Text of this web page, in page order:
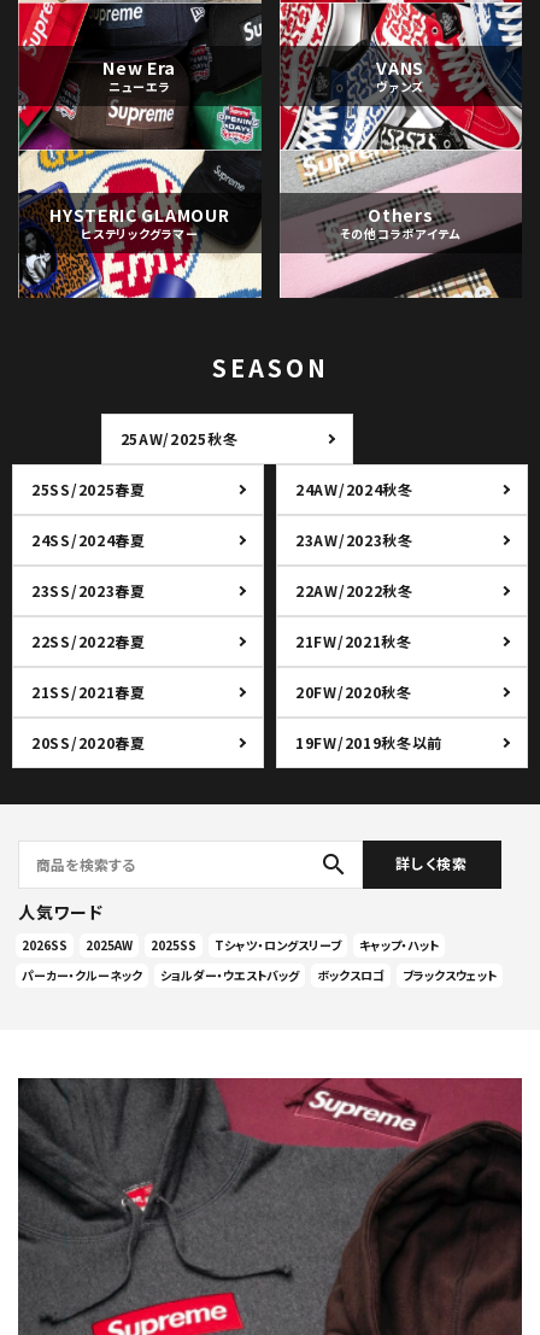
New Era
ニューエラ
VANS
ヴァンズ
HYSTERIC GLAMOUR
ヒステリックグラマー
Others
その他コラボアイテム
SEASON
25AW/2025秋冬
25SS/2025春夏 24AW/2024秋冬
24SS/2024春夏 23AW/2023秋冬
23SS/2023春夏 22AW/2022秋冬
22SS/2022春夏 21FW/2021秋冬
21SS/2021春夏 20FW/2020秋冬
20SS/2020春夏 19FW/2019秋冬以前
search 詳しく検索
人気ワード
2026SS 2025AW 2025SS Tシャツ・ロングスリーブ
キャップ・ハット
パーカー・クルーネック
ショルダー・ウエストバッグ ボックスロゴ ブラックスウェット